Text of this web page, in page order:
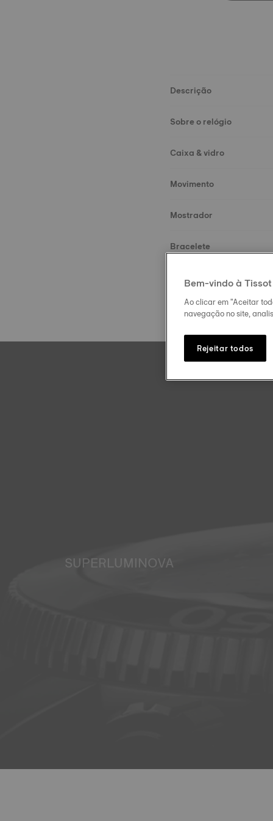
Descrição
Sobre o relógio
Caixa & vidro
Movimento
Mostrador
Bracelete
SUPERLUMINOVA
Bem-vindo à Tissot
Ao clicar em "Aceitar
navegação no site,
Rejeitar todos